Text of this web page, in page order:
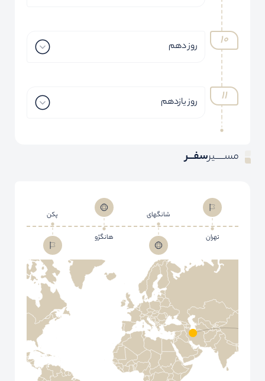
روز دهم
روز یازدهم
مســـــیرسفـــر
تهران
شانگهای
هانگژو
پکن